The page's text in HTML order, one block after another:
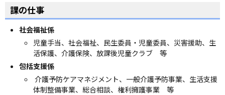
ー
課の仕事
社会福祉係
児童手当、社会福祉、民生委員・児童委員、災害援助、生
活保護、介護保険、放課後児童クラブ 等
包括支援係
介護予防ケアマネジメント、一般介護予防事業、生活支援
体制整備事業、総合相談、権利擁護事業 等